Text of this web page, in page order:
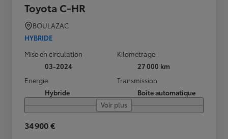
Toyota C-HR
BOULAZAC
HYBRIDE
Mise en circulation
03-2024
Kilométrage
27 000 km
Energie
Hybride
Transmission
Boîte automatique
Voir plus
34 900 €